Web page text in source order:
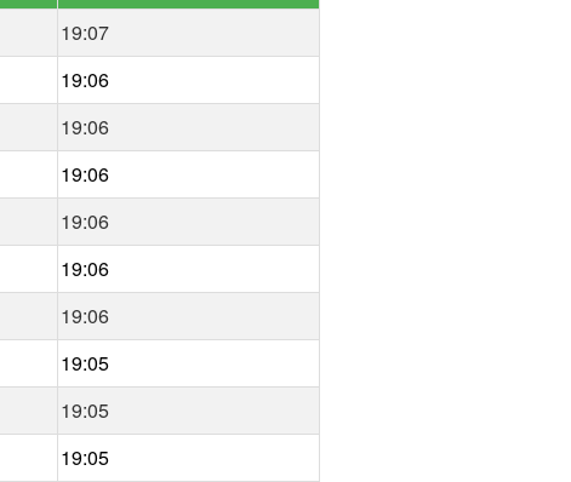
19:07
19:06
19:06
19:06
19:06
19:06
19:06
19:05
19:05
19:05